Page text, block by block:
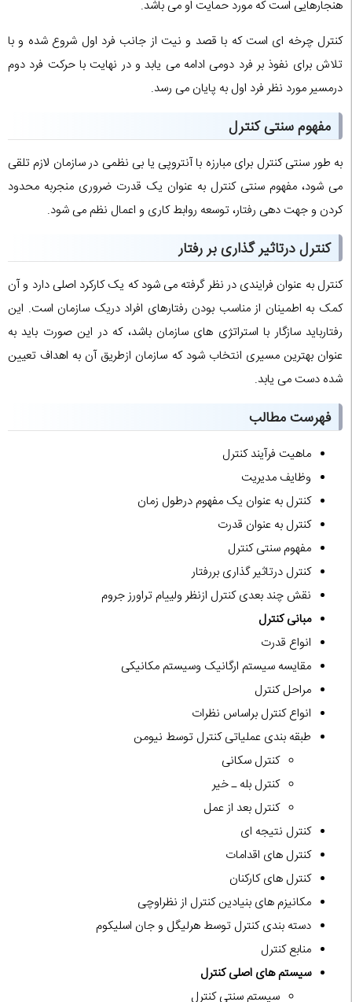
هنجارهایی است که مورد حمایت او می باشد.
کنترل چرخه ای است که با قصد و نیت از جانب فرد اول شروع شده و با
تلاش برای نفوذ بر فرد دومی ادامه می یابد و در نهایت با حرکت فرد دوم
درمسیر مورد نظر فرد اول به پایان می رسد.
مفهوم سنتی کنترل
به طور سنتی کنترل برای مبارزه با آنتروپی یا بی نظمی در سازمان لازم تلقی
می شود، مفهوم سنتی کنترل به عنوان یک قدرت ضروری منجربه محدود
کردن و جهت دهی رفتار، توسعه روابط کاری و اعمال نظم می شود.
کنترل درتاثیر گذاری بر رفتار
کنترل به عنوان فرایندی در نظر گرفته می شود که یک کارکرد اصلی دارد و آن
کمک به اطمینان از مناسب بودن رفتارهای افراد دریک سازمان است. این
رفتارباید سازگار با استراتژی های سازمان باشد، که در این صورت باید به
عنوان بهترین مسیری انتخاب شود که سازمان ازطریق آن به اهداف تعیین
شده دست می یابد.
فهرست مطالب
ماهیت فرآیند کنترل
وظایف مدیریت
کنترل به عنوان یک مفهوم درطول زمان
کنترل به عنوان قدرت
مفهوم سنتی کنترل
کنترل درتاثیر گذاری بررفتار
نقش چند بعدی کنترل ازنظر ولییام تراورز جروم
مبانی کنترل
انواع قدرت
مقایسه سیستم ارگانیک وسیستم مکانیکی
مراحل کنترل
انواع کنترل براساس نظرات
طبقه بندی عملیاتی کنترل توسط نیومن
کنترل سکانی
کنترل بله ـ خیر
کنترل بعد از عمل
کنترل نتیجه ای
کنترل های اقدامات
کنترل های کارکنان
مکانیزم های بنیادین کنترل از نظراوچی
دسته بندی کنترل توسط هرلیگل و جان اسلیکوم
منابع کنترل
سیستم های اصلی کنترل
سیستم سنتی کنترل